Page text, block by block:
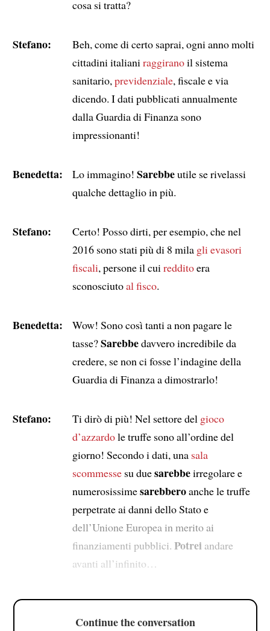
cosa si tratta?
Stefano:
Beh, come di certo saprai, ogni anno molti
cittadini italiani raggiranoil sistema
sanitario, previdenziale, fiscale e via
dicendo. I dati pubblicati annualmente
dalla Guardia di Finanza sono
impressionanti!
Benedetta: Lo immagino! Sarebbeutile se rivelassi
qualche dettaglio in più.
Stefano:
Certo! Posso dirti, per esempio, che nel
2016 sono stati più di 8 mila gli evasori
fiscali, persone il cui redditoera
sconosciutoal fisco.
Benedetta:
Wow! Sono così tanti a non pagare le
tasse?Sarebbedavvero incredibile da
credere, se non ci fosse l’indagine della
Guardia di Finanza a dimostrarlo!
Stefano: Ti dirò di più! Nel settore del gioco
d’azzardole truffe sono all’ordine del
giorno! Secondo i dati, una sala
scommessesu duesarebbeirregolare e
numerosissimesarebberoanche le truffe
perpetrate ai danni dello Stato e
dell’Unione Europea in merito ai
finanziamenti pubblici. Potrei andare
avanti all’infinito…
Continue the conversation